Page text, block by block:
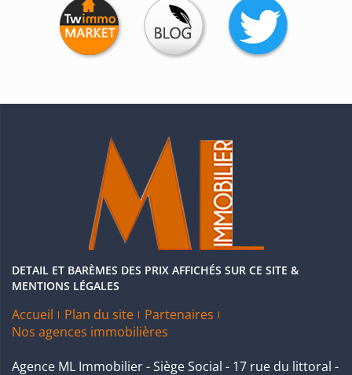
DETAIL ET BARÈMES DES PRIX AFFICHÉS SUR CE SITE &
MENTIONS LÉGALES
Accueil Plan du site
Partenaires
Nos agences immobilières
Agence ML Immobilier - Siège Social - 17 rue du littoral -